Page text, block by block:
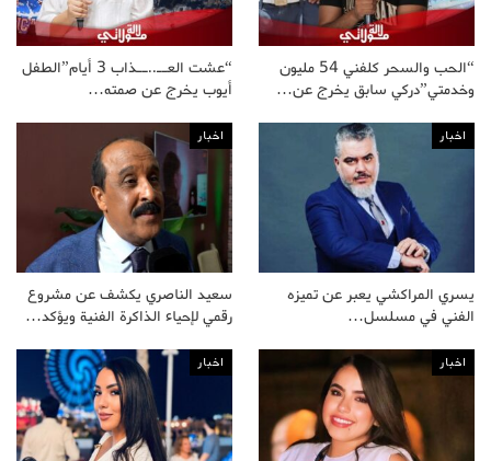
“الحب والسحر كلفني 54 مليون
وخدمتي”دركي سابق يخرج عن…
“عشت العــ..ــذاب 3 أيام”الطفل
أيوب يخرج عن صمته…
اخبار
يسري المراكشي يعبر عن تميزه
الفني في مسلسل…
اخبار
سعيد الناصري يكشف عن مشروع
رقمي لإحياء الذاكرة الفنية ويؤكد…
اخبار اخبار